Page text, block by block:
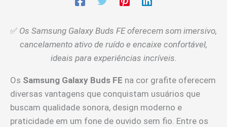
✅ Os Samsung Galaxy Buds FE oferecem som imersivo,
cancelamento ativo de ruído e encaixe confortável,
ideais para experiências incríveis.
Os Samsung Galaxy Buds FE na cor grafite oferecem
diversas vantagens que conquistam usuários que
buscam qualidade sonora, design moderno e
praticidade em um fone de ouvido sem fio. Entre os